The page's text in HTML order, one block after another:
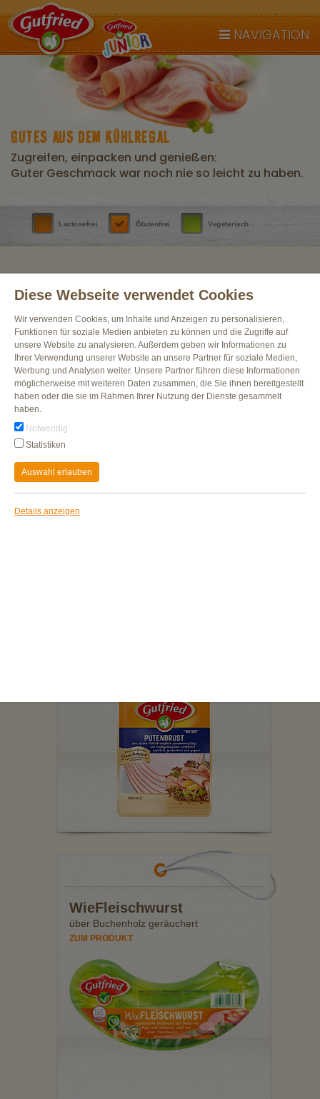
NAVIGATION
GUTES AUS DEM KÜHLREGAL
Zugreifen, einpacken und genießen:
Guter Geschmack war noch nie so leicht zu haben.
Putenbraten „Roast
Turkey“
Herzhaft gegart
ZUM PRODUKT
WieFleischwurst
über Buchenholz geräuchert
ZUM PRODUKT
Lactosefrei Glutenfrei Vegetarisch
Diese Webseite verwendet Cookies
Wir verwenden Cookies, um Inhalte und Anzeigen zu personalisieren,
Funktionen für soziale Medien anbieten zu können und die Zugriffe auf
unsere Website zu analysieren. Außerdem geben wir Informationen zu
Ihrer Verwendung unserer Website an unsere Partner für soziale Medien,
Werbung und Analysen weiter. Unsere Partner führen diese Informationen
möglicherweise mit weiteren Daten zusammen, die Sie ihnen bereitgestellt
haben oder die sie im Rahmen Ihrer Nutzung der Dienste gesammelt
haben.
Notwendig
Statistiken
Auswahl erlauben
Details anzeigen